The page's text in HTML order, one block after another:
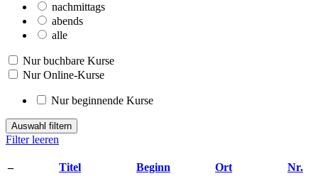
nachmittags
abends
alle
Nur buchbare Kurse
Nur Online-Kurse
Nur beginnende Kurse
Auswahl filtern
Filter leeren
– Titel Beginn Ort
Nr.